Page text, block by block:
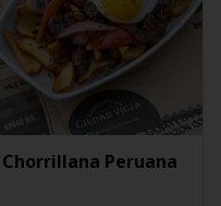
Chorrillana Peruana